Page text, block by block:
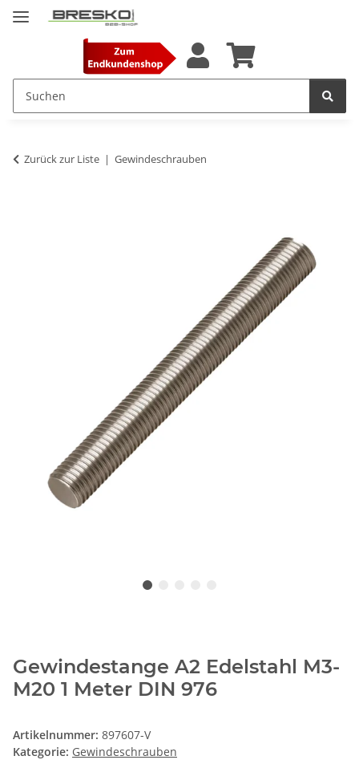
Zurück zur Liste Gewindeschrauben
Gewindestange A2 Edelstahl M3-
M20 1 Meter DIN 976
Artikelnummer: 897607-V
Kategorie: Gewindeschrauben